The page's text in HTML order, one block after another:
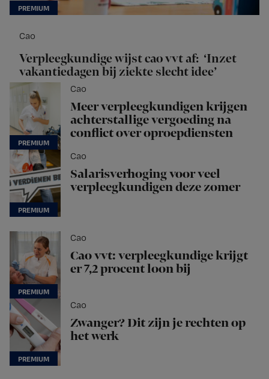
Cao
Verpleegkundige wijst cao vvt af: ‘Inzet
vakantiedagen bij ziekte slecht idee’
Cao
Meer verpleegkundigen krijgen
achterstallige vergoeding na
conflict over oproepdiensten
Cao
Salarisverhoging voor veel
verpleegkundigen deze zomer
Cao
Cao vvt: verpleegkundige krijgt
er 7,2 procent loon bij
Cao
Zwanger? Dit zijn je rechten op
het werk